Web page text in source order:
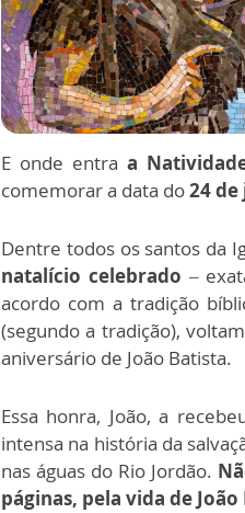
E onde entra a
comemorar a data do24
Dentre todos os santos da
natalício celebrado –
acordo com a tradição
(segundo a tradição),
aniversário de João Batista.
Essa honra, João, a
intensa na história da
nas águas do Rio Jordão.
páginas, pela vida de João